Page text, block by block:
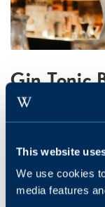
This website
We use cookies
media features
Gin Tonic
je bezoek aan de